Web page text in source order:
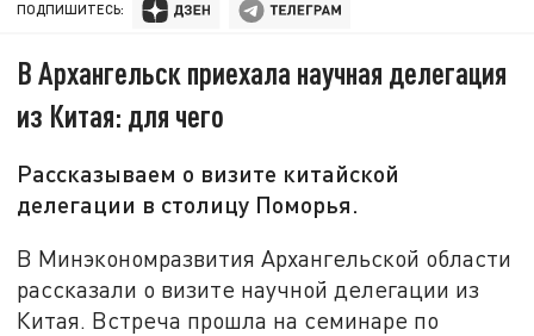
ПОДПИШИТЕСЬ:
В Архангельск приехала научная делегация
из Китая: для чего
Рассказываем о визите китайской
делегации в столицу Поморья.
В Минэкономразвития Архангельской области
рассказали о визите научной делегации из
Китая. Встреча прошла на семинаре по